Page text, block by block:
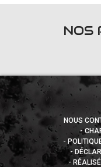
NOS
NOUS